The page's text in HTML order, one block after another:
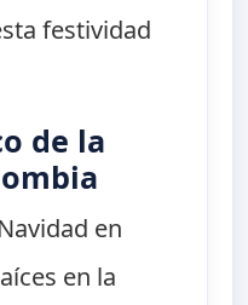
festividad
de la
en
en la